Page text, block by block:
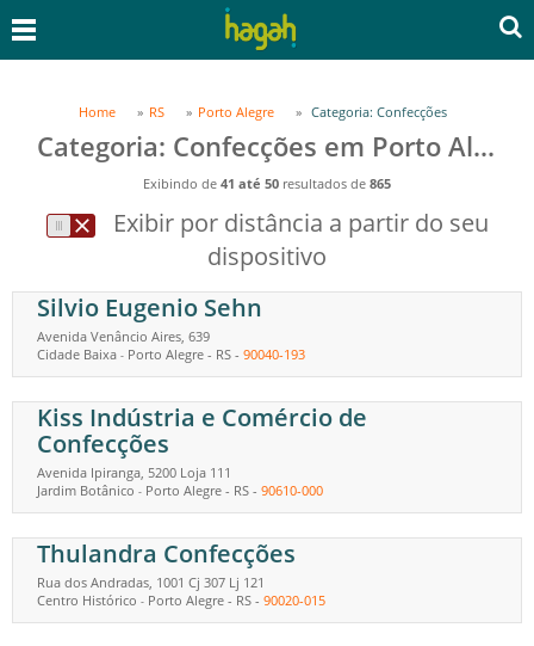
Home RS Porto Alegre Categoria: Confecções
Categoria: Confecções em Porto Alegre, RS
Exibindo de 41 até 50 resultados de 865
Exibir por distância a partir do seu
dispositivo
Silvio Eugenio Sehn
Avenida Venâncio Aires, 639
Cidade Baixa - Porto Alegre - RS - 90040-193
Kiss Indústria e Comércio de
Confecções
Avenida Ipiranga, 5200 Loja 111
Jardim Botânico - Porto Alegre - RS - 90610-000
Thulandra Confecções
Rua dos Andradas, 1001 Cj 307 Lj 121
Centro Histórico - Porto Alegre - RS - 90020-015